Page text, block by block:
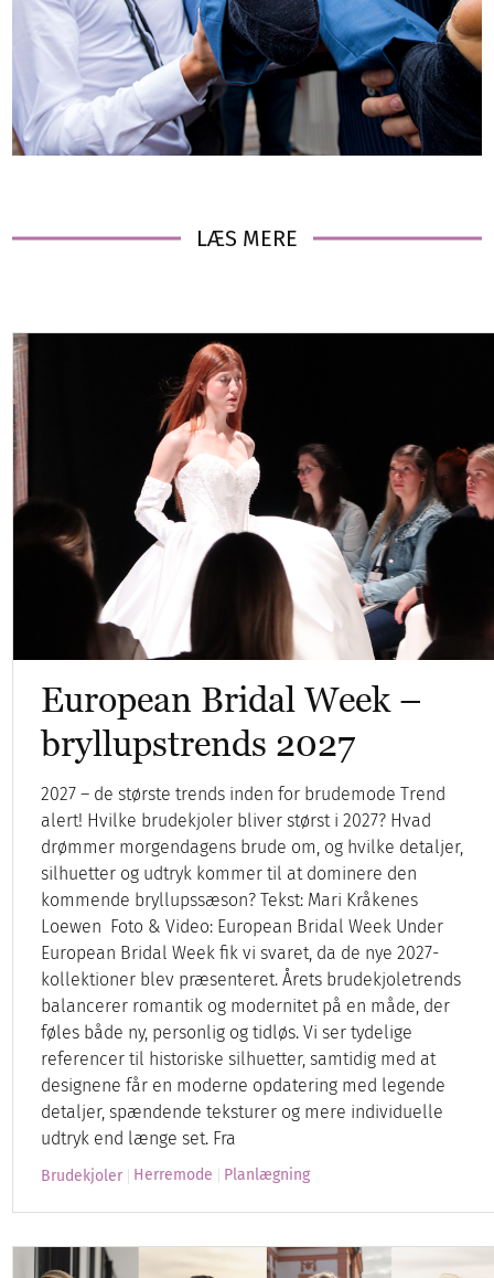
LÆS MERE
European Bridal Week –
bryllupstrends 2027
2027 – de største trends inden for brudemode Trend
alert! Hvilke brudekjoler bliver størst i 2027? Hvad
drømmer morgendagens brude om, og hvilke detaljer,
silhuetter og udtryk kommer til at dominere den
kommende bryllupssæson? Tekst: Mari Kråkenes
Loewen Foto & Video: European Bridal Week Under
European Bridal Week fik vi svaret, da de nye 2027-
kollektioner blev præsenteret. Årets brudekjoletrends
balancerer romantik og modernitet på en måde, der
føles både ny, personlig og tidløs. Vi ser tydelige
referencer til historiske silhuetter, samtidig med at
designene får en moderne opdatering med legende
detaljer, spændende teksturer og mere individuelle
udtryk end længe set. Fra
Brudekjoler Herremode Planlægning